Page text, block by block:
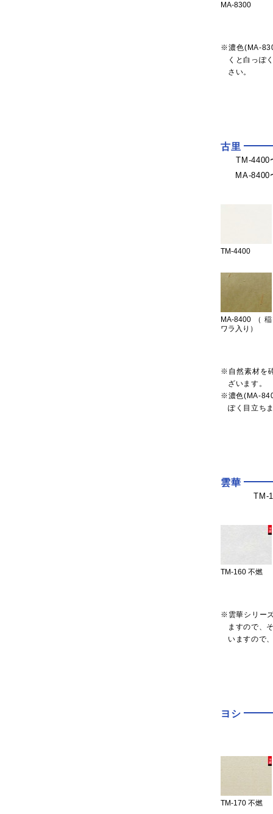
MA-8300
※濃色(MA-
くと白っぽ
さい。
古里
TM-4400
MA-8400
TM-4400
MA-8400（稲
ワラ入り）
※自然素材を
ざいます。
※濃色(MA-
ぽく目立ち
雲華
TM-
TM-160 不燃
※雲華シリー
ますので、
いますので
ヨシ
TM-170 不燃